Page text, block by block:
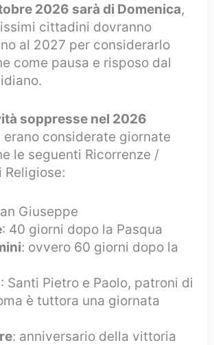
2026 sarà di Domenica,
cittadini dovranno
al 2027 per considerarlo
come pausa e risposo dal
soppresse nel 2026
erano considerate giornate
le seguenti Ricorrenze /
Religiose:
Giuseppe
: 40 giorni dopo la Pasqua
: ovvero 60 giorni dopo la
: Santi Pietro e Paolo, patroni di
è tuttora una giornata
: anniversario della vittoria